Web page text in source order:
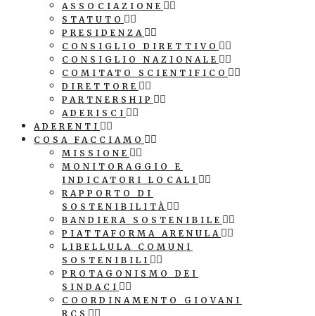
ASSOCIAZIONE
STATUTO
PRESIDENZA
CONSIGLIO DIRETTIVO
CONSIGLIO NAZIONALE
COMITATO SCIENTIFICO
DIRETTORE
PARTNERSHIP
ADERISCI
ADERENTI
COSA FACCIAMO
MISSIONE
MONITORAGGIO E
INDICATORI LOCALI
RAPPORTO DI
SOSTENIBILITÀ
BANDIERA SOSTENIBILE
PIATTAFORMA ARENULA
LIBELLULA COMUNI
SOSTENIBILI
PROTAGONISMO DEI
SINDACI
COORDINAMENTO GIOVANI
RCS